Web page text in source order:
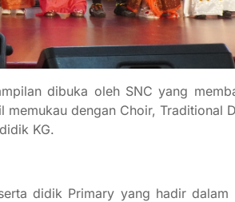
dibuka oleh SNC yang
dengan Choir, Traditional
KG.
didik Primary yang hadir dalam